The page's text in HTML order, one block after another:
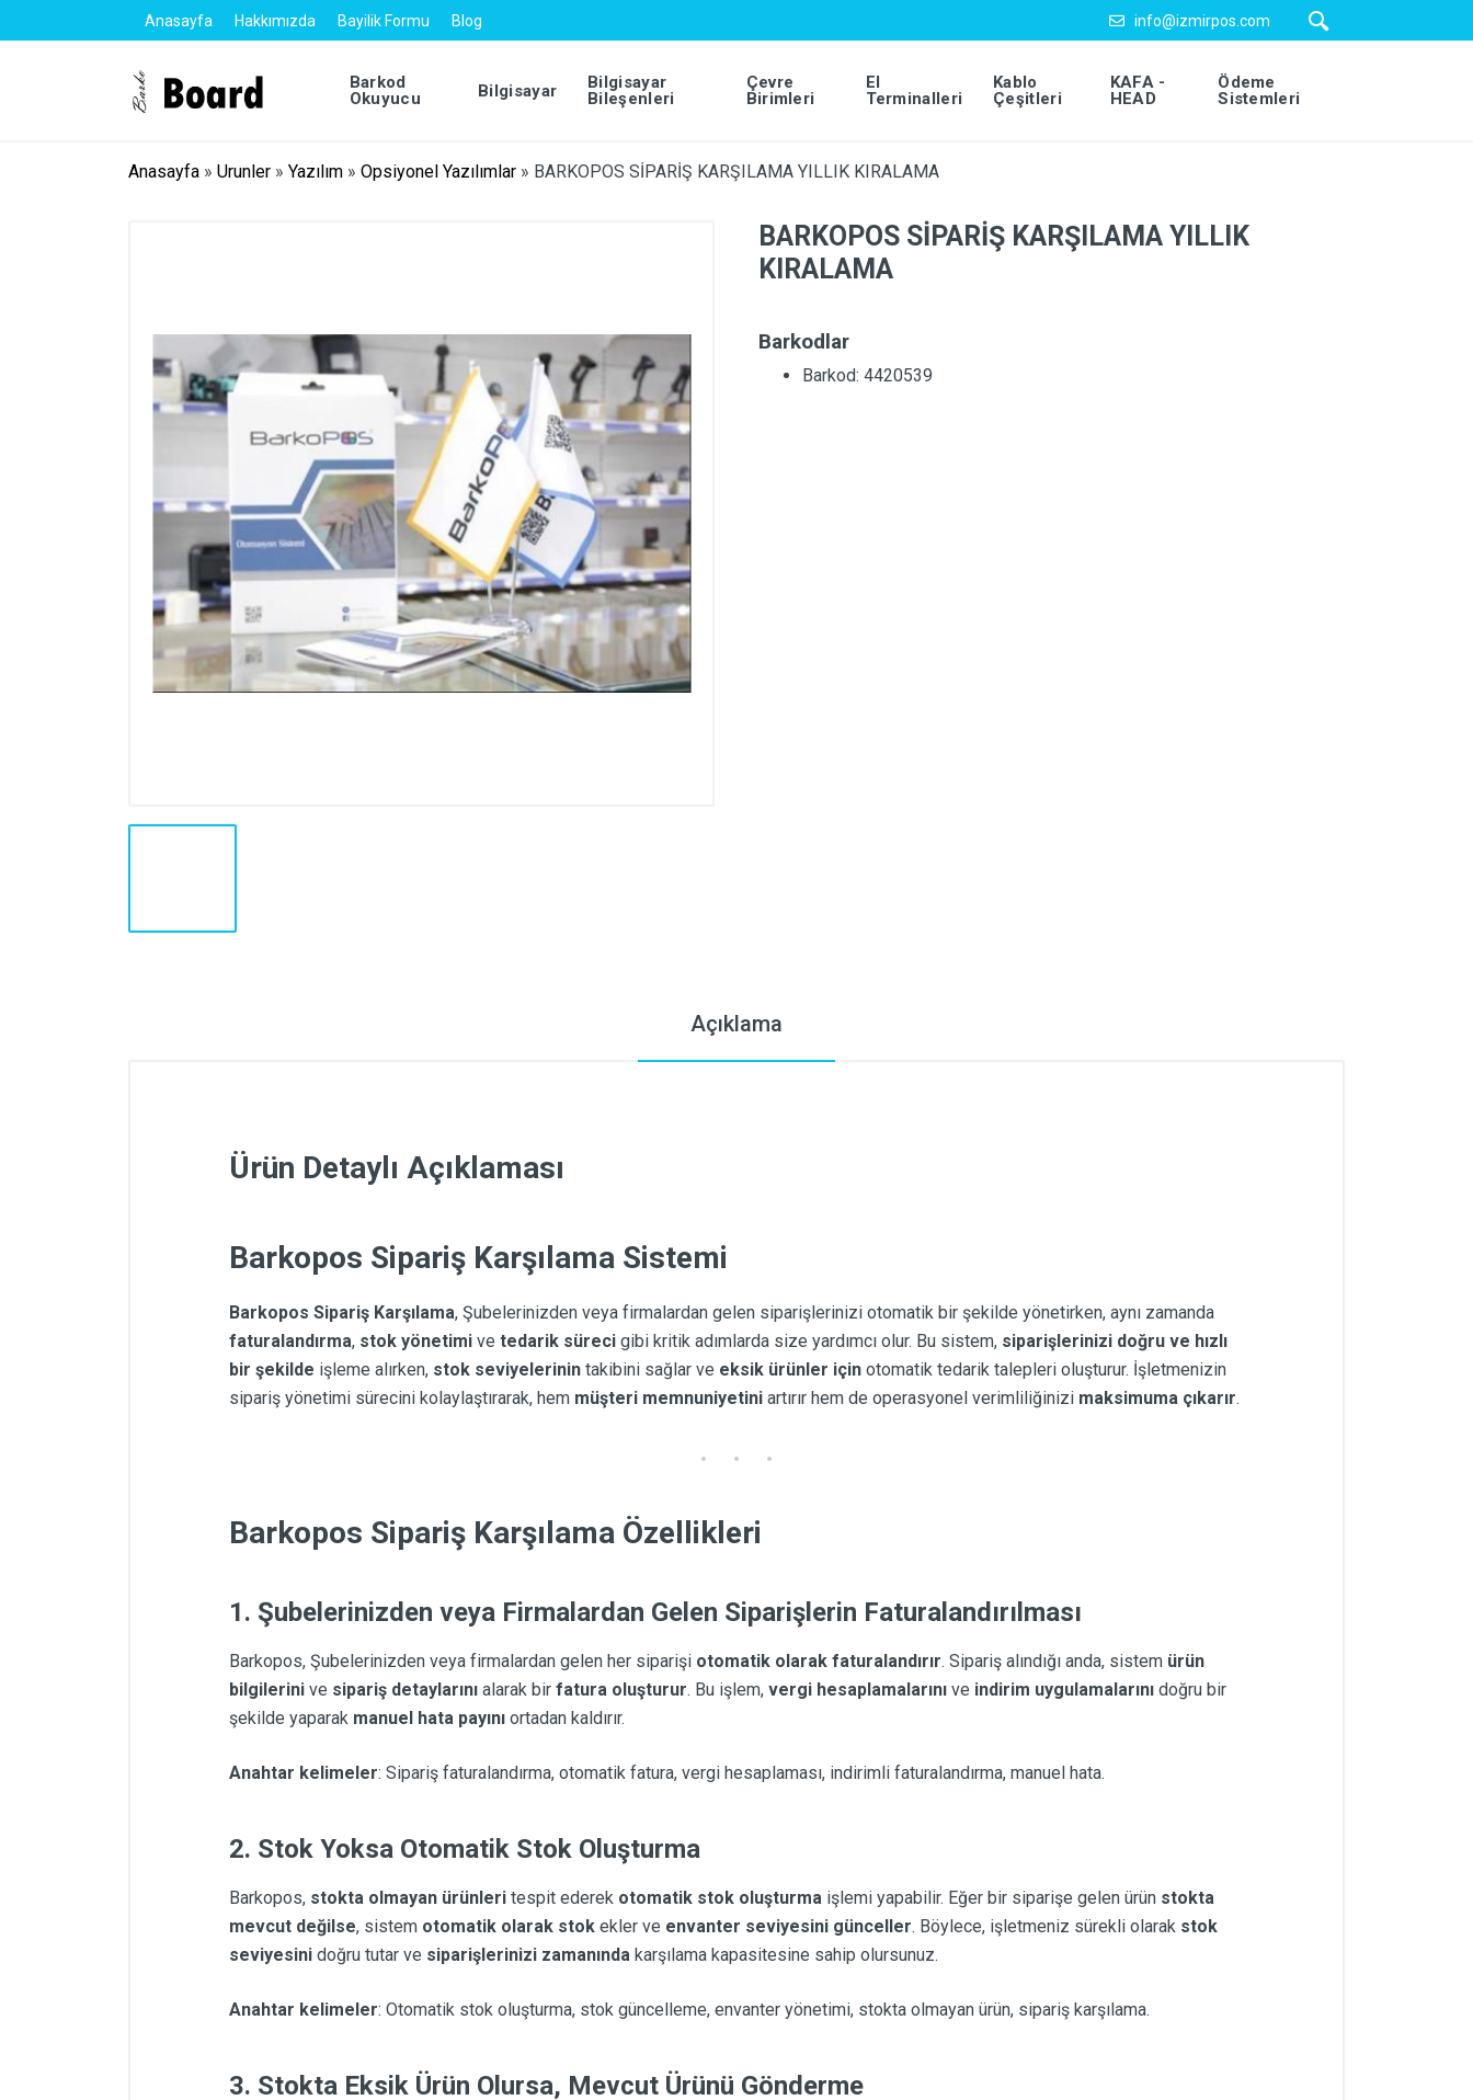
Anasayfa Hakkımızda Bayilik Formu Blog info@izmirpos.com
Barkod
Okuyucu
Bilgisayar
Bilgisayar
Bileşenleri
Çevre
Birimleri
El
Terminalleri
Kablo
Çeşitleri
KAFA -
HEAD
Ödeme
Sistemleri
Anasayfa » Urunler » Yazılım » Opsiyonel Yazılımlar » BARKOPOS SİPARİŞ KARŞILAMA YILLIK KIRALAMA
BARKOPOS SİPARİŞ KARŞILAMA YILLIK
KIRALAMA
Barkodlar
Barkod: 4420539
Açıklama
Ürün Detaylı Açıklaması
Barkopos Sipariş Karşılama Sistemi
Barkopos Sipariş Karşılama, Şubelerinizden veya firmalardan gelen siparişlerinizi otomatik bir şekilde yönetirken, aynı zamanda
faturalandırma, stok yönetimi ve tedarik süreci gibi kritik adımlarda size yardımcı olur. Bu sistem, siparişlerinizi doğru ve hızlı
bir şekilde işleme alırken, stok seviyelerinin takibini sağlar ve eksik ürünler için otomatik tedarik talepleri oluşturur. İşletmenizin
sipariş yönetimi sürecini kolaylaştırarak, hem müşteri memnuniyetini artırır hem de operasyonel verimliliğinizi maksimuma çıkarır.
Barkopos Sipariş Karşılama Özellikleri
1. Şubelerinizden veya Firmalardan Gelen Siparişlerin Faturalandırılması
Barkopos, Şubelerinizden veya firmalardan gelen her siparişi otomatik olarak faturalandırır. Sipariş alındığı anda, sistem ürün
bilgilerini ve sipariş detaylarını alarak bir fatura oluşturur. Bu işlem, vergi hesaplamalarını ve indirim uygulamalarını doğru bir
şekilde yaparak manuel hata payını ortadan kaldırır.
Anahtar kelimeler: Sipariş faturalandırma, otomatik fatura, vergi hesaplaması, indirimli faturalandırma, manuel hata.
2. Stok Yoksa Otomatik Stok Oluşturma
Barkopos, stokta olmayan ürünleri tespit ederek otomatik stok oluşturma işlemi yapabilir. Eğer bir siparişe gelen ürün stokta
mevcut değilse, sistem otomatik olarak stok ekler ve envanter seviyesini günceller. Böylece, işletmeniz sürekli olarak stok
seviyesini doğru tutar ve siparişlerinizi zamanında karşılama kapasitesine sahip olursunuz.
Anahtar kelimeler: Otomatik stok oluşturma, stok güncelleme, envanter yönetimi, stokta olmayan ürün, sipariş karşılama.
3. Stokta Eksik Ürün Olursa, Mevcut Ürünü Gönderme